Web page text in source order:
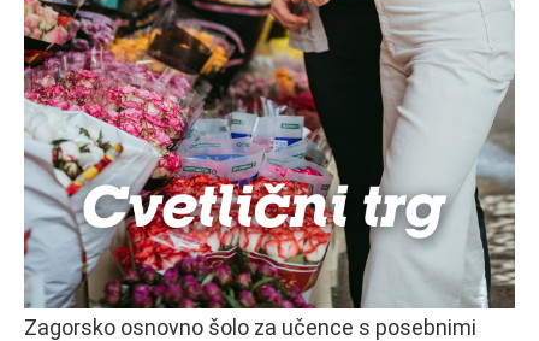
Zagorsko osnovno šolo za učence s posebnimi